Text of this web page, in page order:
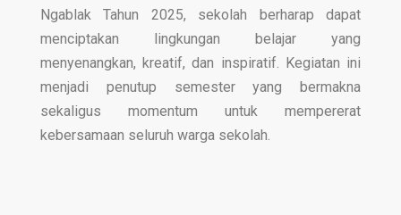
Ngablak Tahun 2025, sekolah berharap dapat
menciptakan lingkungan belajar yang
menyenangkan, kreatif, dan inspiratif. Kegiatan ini
menjadi penutup semester yang bermakna
sekaligus momentum untuk mempererat
kebersamaan seluruh warga sekolah.